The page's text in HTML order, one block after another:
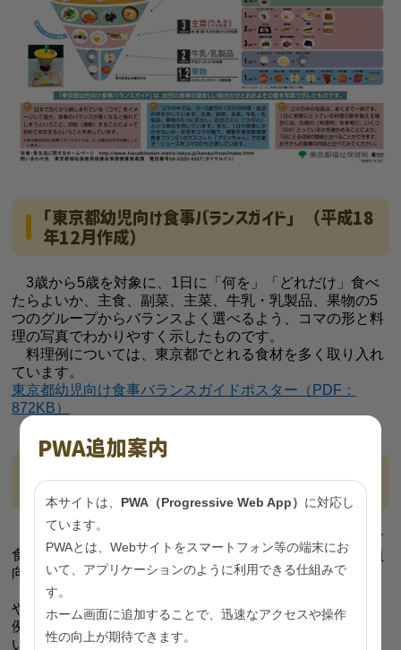
｢東京都幼児向け食事バランスガイド」（平成18
年12月作成）
3歳から5歳を対象に、1日に「何を」「どれだけ」食べ
たらよいか、主食、副菜、主菜、牛乳・乳製品、果物の5
つのグループからバランスよく選べるよう、コマの形と料
理の写真でわかりやすく示したものです。
料理例については、東京都でとれる食材を多く取り入れ
ています。
東京都幼児向け食事バランスガイドポスター（PDF：
872KB）
アル」（平成18年12月作成）
保育所・幼稚園等で、園児や保護者に「東京都幼児向け
食事バランスガイド」を用いて食育を実施する際の、職員
向けの指導マニュアルです。
「東京都幼児向け食事バランスガイド」の詳しい内容
や、保育所・幼稚園等での活用例（食育実施計画・評価
例、指導例等）、活用に向けてのＱ＆Ａなどが掲載されて
います。
PWA追加案内
本サイトは、 PWA（Progressive Web App） に対応し
ています。
PWAとは、Webサイトをスマートフォン等の端末にお
いて、アプリケーションのように利用できる仕組みで
す。
ホーム画面に追加することで、迅速なアクセスや操作
性の向上が期待できます。